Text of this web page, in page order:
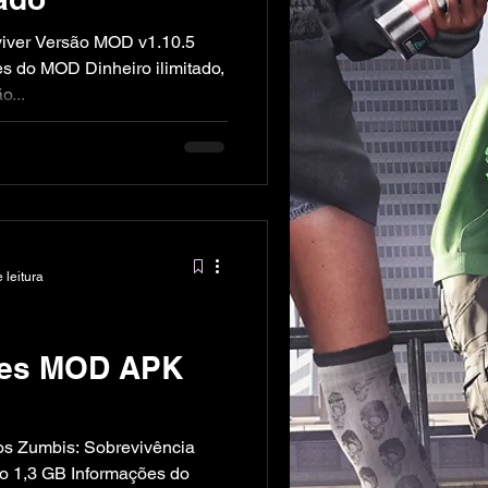
Versão MOD v1.10.5
do MOD Dinheiro ilimitado,
MOD APK
Zumbis: Sobrevivência
1,3 GB Informações do
leitura